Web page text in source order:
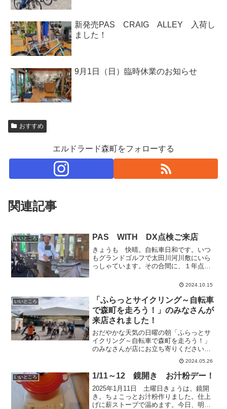
新発売PAS CRAIG ALLEY 入荷し
ました！
9月1日（日）臨時休業のお知らせ
おすすめ
エルドラード森町をフォローする
関連記事
いいところ PAS WITH DX点検ご来店
きょうも 快晴。自転車日和です。いつ
もグランドゴルフで太田川河川敷にいら
っしゃています。その合間に、１年点検
秋晴れ。道中お気をつけて。またお待ち
2024.10.15
いいところ
「ふらっとサイクリング～自転車
で森町を走ろう！」のみなさんが
来店されました！
おだやかな天気の日曜の朝「ふらっとサ
イクリング～自転車で森町を走ろう！」
のみなさんが店にお立ち寄りくださいま
した。今回は、旬のとうもろこしや森町
のスイーツ、そして天方・三倉地区で開
催中のオープンハウス（ぷぶふの日）を
巡るツアーだそうです。主...
2024.05.26
いいところ 1/11～12 鏡開き お汁粉デー！
2025年1月11日 土曜日きょうは、鏡開
き。ちょこっとお汁粉作りました。仕上
げに薪ストーブで温めます。今日、明日